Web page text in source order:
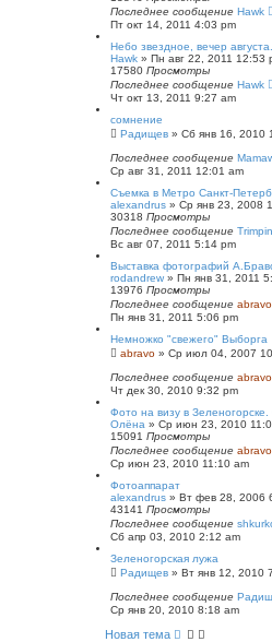
Последнее сообщение Hawk
Пт окт 14, 2011 4:03 pm
Небо звездное, вечер
Hawk » Пн авг 22, 2011 12:53
17580 Просмотры
Последнее сообщение Hawk
Чт окт 13, 2011 9:27 am
сомнение
Радищев » Сб янв 16, 2010
Последнее сообщение
Ср авг 31, 2011 12:01 am
Съемка в Метро Санкт-
alexandrus » Ср янв 23, 2008
30318 Просмотры
Последнее сообщение Trimpin
Вс авг 07, 2011 5:14 pm
Выставка фотографий
rodandrew » Пн янв 31, 2011
13976 Просмотры
Последнее сообщение abravo
Пн янв 31, 2011 5:06 pm
Немножко "свежего" Выборга
abravo » Ср июл 04, 2007
Последнее сообщение abravo
Чт дек 30, 2010 9:32 pm
Фото на визу в
Олёна » Ср июн 23, 2010
15091 Просмотры
Последнее сообщение abravo
Ср июн 23, 2010 11:10 am
Фотоаппарат
alexandrus » Вт фев 28, 2006
43141 Просмотры
Последнее сообщение
Сб апр 03, 2010 2:12 am
Зеленогорская лужа
Радищев » Вт янв 12, 2010
Последнее сообщение
Ср янв 20, 2010 8:18 am
Новая тема